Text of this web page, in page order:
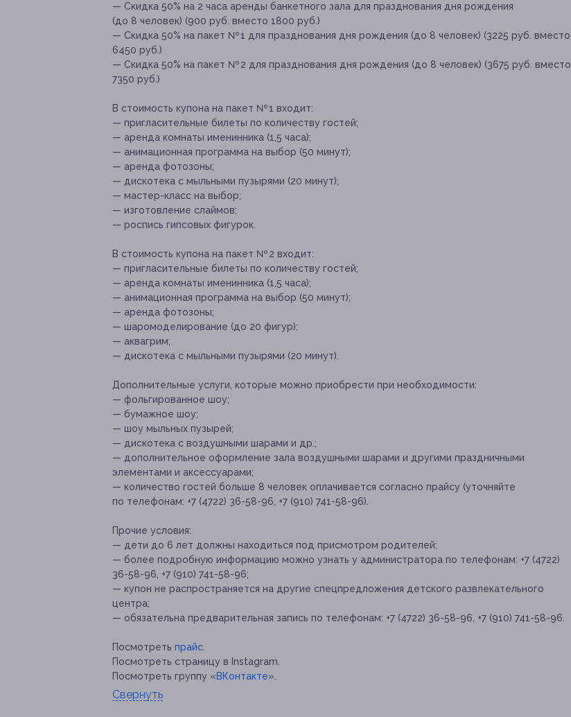
— Скидка 50% на 2 часа аренды банкетного зала для празднования дня рождения
(до 8 человек) (900 руб. вместо 1800 руб.)
— Скидка 50% на пакет № 1 для празднования дня рождения (до 8 человек) (3225 руб. вместо
6450 руб.)
— Скидка 50% на пакет № 2 для празднования дня рождения (до 8 человек) (3675 руб. вместо
7350 руб.)
В стоимость купона на пакет № 1 входит:
— пригласительные билеты по количеству гостей;
— аренда комнаты именинника (1,5 часа);
— анимационная программа на выбор (50 минут);
— аренда фотозоны;
— дискотека с мыльными пузырями (20 минут);
— мастер-класс на выбор;
— изготовление слаймов;
— роспись гипсовых фигурок.
В стоимость купона на пакет № 2 входит:
— пригласительные билеты по количеству гостей;
— аренда комнаты именинника (1,5 часа);
— анимационная программа на выбор (50 минут);
— аренда фотозоны;
— шаромоделирование (до 20 фигур);
— аквагрим;
— дискотека с мыльными пузырями (20 минут).
Дополнительные услуги, которые можно приобрести при необходимости:
— фольгированное шоу;
— бумажное шоу;
— шоу мыльных пузырей;
— дискотека с воздушными шарами и др.;
— дополнительное оформление зала воздушными шарами и другими праздничными
элементами и аксессуарами;
— количество гостей больше 8 человек оплачивается согласно прайсу (уточняйте
по телефонам: +7 (4722) 36-58-96, +7 (910) 741-58-96).
Прочие условия:
— дети до 6 лет должны находиться под присмотром родителей;
— более подробную информацию можно узнать у администратора по телефонам: +7 (4722)
36-58-96, +7 (910) 741-58-96;
— купон не распространяется на другие спецпредложения детского развлекательного
центра;
— обязательна предварительная запись по телефонам: +7 (4722) 36-58-96, +7 (910) 741-58-96.
Посмотреть прайс
Посмотреть страницу в Instagram.
Посмотреть группу «ВКонтакте».
Свернуть